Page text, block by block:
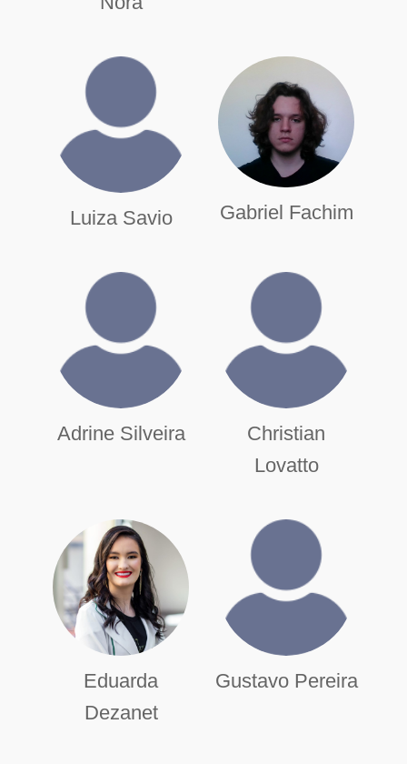
Luiza Savio Gabriel Fachim
Adrine Silveira
Christian
Lovatto
Eduarda
Dezanet
Gustavo Pereira